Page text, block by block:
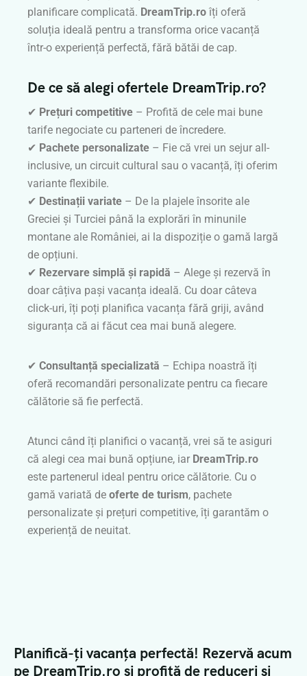
planificare complicată. DreamTrip.ro îți oferă
soluția ideală pentru a transforma orice vacanță
într-o experiență perfectă, fără bătăi de cap.
De ce să alegi ofertele DreamTrip.ro?
✔ Prețuri competitive – Profită de cele mai bune
tarife negociate cu parteneri de încredere.
✔ Pachete personalizate – Fie că vrei un sejur all-
inclusive, un circuit cultural sau o vacanță, îți oferim
variante flexibile.
✔ Destinații variate – De la plajele însorite ale
Greciei și Turciei până la explorări în minunile
montane ale României, ai la dispoziție o gamă largă
de opțiuni.
✔ Rezervare simplă și rapidă – Alege și rezervă în
doar câțiva pași vacanța ideală. Cu doar câteva
click-uri, îți poți planifica vacanța fără griji, având
siguranța că ai făcut cea mai bună alegere.
✔ Consultanță specializată – Echipa noastră îți
oferă recomandări personalizate pentru ca fiecare
călătorie să fie perfectă.
Atunci când îți planifici o vacanță, vrei să te asiguri
că alegi cea mai bună opțiune, iar DreamTrip.ro
este partenerul ideal pentru orice călătorie. Cu o
gamă variată de oferte de turism, pachete
personalizate și prețuri competitive, îți garantăm o
experiență de neuitat.
Planifică-ți vacanța perfectă! Rezervă acum
pe DreamTrip.ro și profită de reduceri și